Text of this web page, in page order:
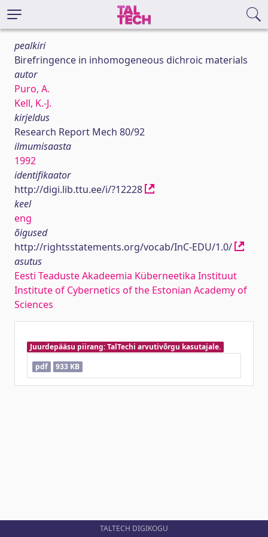
pealkiri
Birefringence in inhomogeneous dichroic materials
autor
Puro, A.
Kell, K.-J.
kirjeldus
Research Report Mech 80/92
ilmumisaasta
1992
identifikaator
http://digi.lib.ttu.ee/i/?12228
keel
eng
õigused
http://rightsstatements.org/vocab/InC-EDU/1.0/
asutus
Eesti Teaduste Akadeemia Küberneetika Instituut
Institute of Cybernetics of the Estonian Academy of
Sciences
Juurdepääsu piirang: TalTechi arvutivõrgu kasutajale.
pdf
933 KB
TALTECH DIGIKOGU